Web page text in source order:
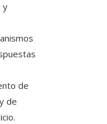
y
de
de